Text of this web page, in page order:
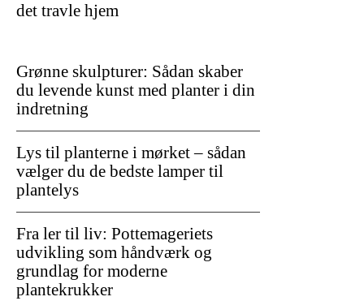
det travle hjem
Grønne skulpturer: Sådan skaber
du levende kunst med planter i din
indretning
Lys til planterne i mørket – sådan
vælger du de bedste lamper til
plantelys
Fra ler til liv: Pottemageriets
udvikling som håndværk og
grundlag for moderne
plantekrukker